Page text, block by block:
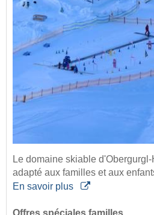
Le domaine skiable
adapté aux familles et aux
En savoir plus
Offres spéciales familles